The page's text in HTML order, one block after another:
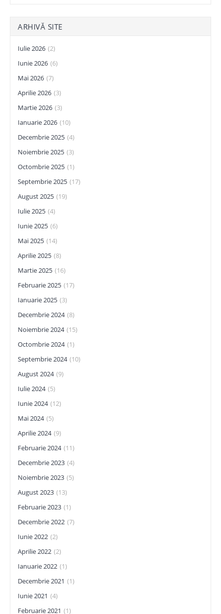
ARHIVĂ SITE
Iulie 2026 (2)
Iunie 2026 (6)
Mai 2026 (7)
Aprilie 2026 (3)
Martie 2026 (3)
Ianuarie 2026 (10)
Decembrie 2025 (4)
Noiembrie 2025 (3)
Octombrie 2025 (1)
Septembrie 2025 (17)
August 2025 (19)
Iulie 2025 (4)
Iunie 2025 (6)
Mai 2025 (14)
Aprilie 2025 (8)
Martie 2025 (16)
Februarie 2025 (17)
Ianuarie 2025 (3)
Decembrie 2024 (8)
Noiembrie 2024 (15)
Octombrie 2024 (1)
Septembrie 2024 (10)
August 2024 (9)
Iulie 2024 (5)
Iunie 2024 (12)
Mai 2024 (5)
Aprilie 2024 (9)
Februarie 2024 (11)
Decembrie 2023 (4)
Noiembrie 2023 (5)
August 2023 (13)
Februarie 2023 (1)
Decembrie 2022 (7)
Iunie 2022 (2)
Aprilie 2022 (2)
Ianuarie 2022 (1)
Decembrie 2021 (1)
Iunie 2021 (4)
Februarie 2021 (1)